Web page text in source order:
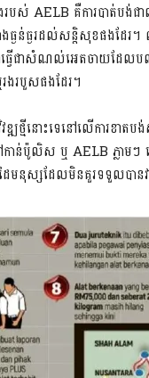
បស់ AELB គឺការបាត់បង់ជា
ធ្ងន់ធ្ងរ​ដល់សន្តិសុខផងដែរ
ើជាសំណល់អេតចាយដែលបណ្
ងរបួសផងដែរ។
វឌ្ឍថ្មីនោះទេនៅលើការ
ទៅកាន់​ប៉ូលិស ឬ AELB ភ្លា
ៃមនុស្សដែលមិនគួរទទួលបាន